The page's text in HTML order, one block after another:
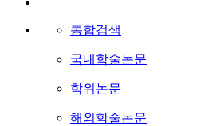
통합검색
국내학술논문
학위논문
해외학술논문